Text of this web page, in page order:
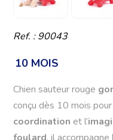
Ref. : 90043
10 MOIS
Chien sauteur rouge
conçu dès 10 mois
coordination et l’